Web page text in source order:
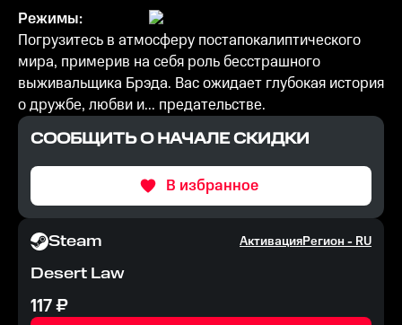
Режимы:
Погрузитесь в атмосферу постапокалиптического
мира, примерив на себя роль бесстрашного
выживальщика Брэда. Вас ожидает глубокая история
о дружбе, любви и... предательстве.
СООБЩИТЬ О НАЧАЛЕ СКИДКИ
В избранное
Steam АктивацияРегион -RU
Desert Law
117₽